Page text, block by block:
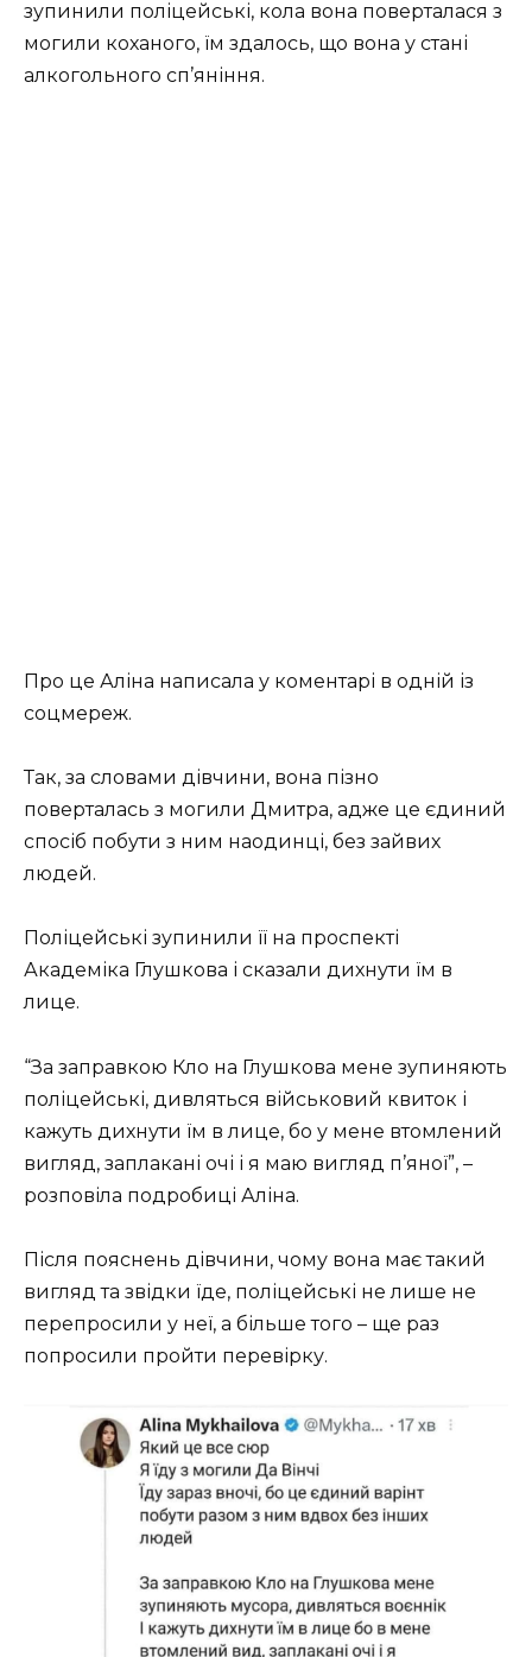
зупинили поліцейські, кола вона поверталася з
могили коханого, їм здалось, що вона у стані
алкогольного сп’яніння.
Про це Аліна написала у коментарі в одній із
соцмереж.
Так, за словами дівчини, вона пізно
поверталась з могили Дмитра, адже це єдиний
спосіб побути з ним наодинці, без зайвих
людей.
Поліцейські зупинили її на проспекті
Академіка Глушкова і сказали дихнути їм в
лице.
“За заправкою Кло на Глушкова мене зупиняють
поліцейські, дивляться військовий квиток і
кажуть дихнути їм в лице, бо у мене втомлений
вигляд, заплакані очі і я маю вигляд п’яної”, –
розповіла подробиці Аліна.
Після пояснень дівчини, чому вона має такий
вигляд та звідки їде, поліцейські не лише не
перепросили у неї, а більше того – ще раз
попросили пройти перевірку.